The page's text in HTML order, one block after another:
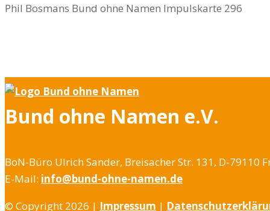
Phil Bosmans Bund ohne Namen Impulskarte 296
Bund ohne Namen e.V.
BoN-Büro Ulrich Sander, Breisacher Str. 131, D-79110
E-Mail: info@bund-ohne-namen.de
© Copyright 2026 | Impressum |